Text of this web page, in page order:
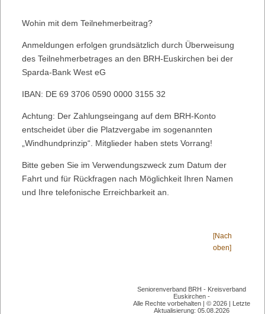
Wohin mit dem Teilnehmerbeitrag?
Anmeldungen erfolgen grundsätzlich durch Überweisung
des Teilnehmerbetrages an den BRH-Euskirchen bei der
Sparda-Bank West eG
IBAN: DE 69 3706 0590 0000 3155 32
Achtung: Der Zahlungseingang auf dem BRH-Konto
entscheidet über die Platzvergabe im sogenannten
„Windhundprinzip“. Mitglieder haben stets Vorrang!
Bitte geben Sie im Verwendungszweck zum Datum der
Fahrt und für Rückfragen nach Möglichkeit Ihren Namen
und Ihre telefonische Erreichbarkeit an.
[Nach
oben]
Seniorenverband BRH - Kreisverband
Euskirchen -
Alle Rechte vorbehalten | © 2026 | Letzte
Aktualisierung: 05.08.2026